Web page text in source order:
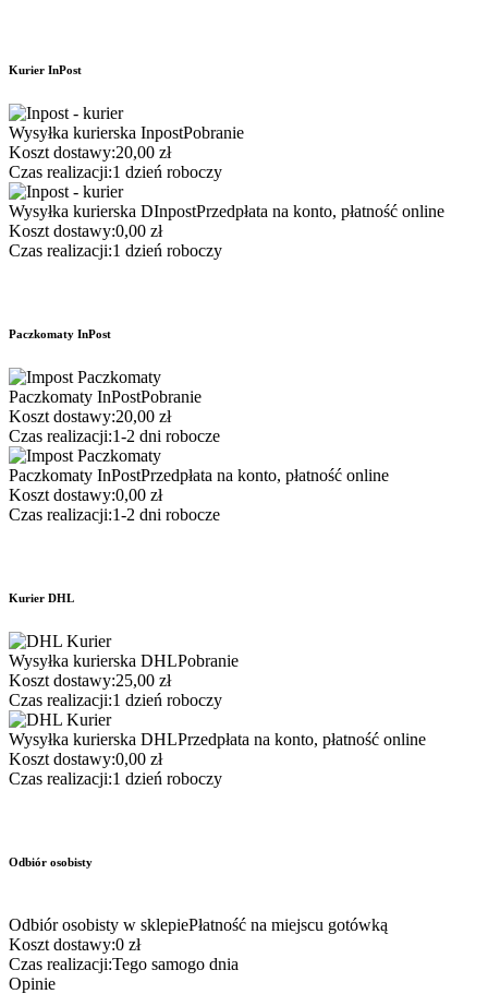
Kurier InPost
Wysyłka kurierska InpostPobranie
Koszt dostawy:20,00 zł
Czas realizacji:1 dzień roboczy
Wysyłka kurierska DInpostPrzedpłata na konto, płatność online
Koszt dostawy:0,00 zł
Czas realizacji:1 dzień roboczy
Paczkomaty InPost
Paczkomaty InPostPobranie
Koszt dostawy:20,00 zł
Czas realizacji:1-2 dni robocze
Paczkomaty InPostPrzedpłata na konto, płatność online
Koszt dostawy:0,00 zł
Czas realizacji:1-2 dni robocze
Kurier DHL
Wysyłka kurierska DHLPobranie
Koszt dostawy:25,00 zł
Czas realizacji:1 dzień roboczy
Wysyłka kurierska DHLPrzedpłata na konto, płatność online
Koszt dostawy:0,00 zł
Czas realizacji:1 dzień roboczy
Odbiór osobisty
Odbiór osobisty w sklepiePłatność na miejscu gotówką
Koszt dostawy:0 zł
Czas realizacji:Tego samogo dnia
Opinie